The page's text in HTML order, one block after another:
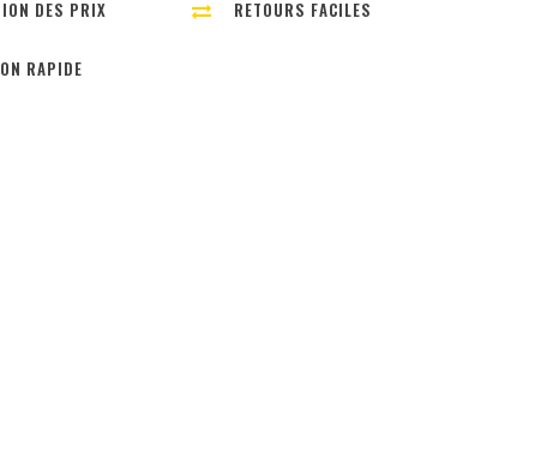
DES PRIX RETOURS FACILES
RAPIDE